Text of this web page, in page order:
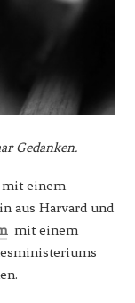
Gedanken.
mit einem
aus Harvard und
mit einem